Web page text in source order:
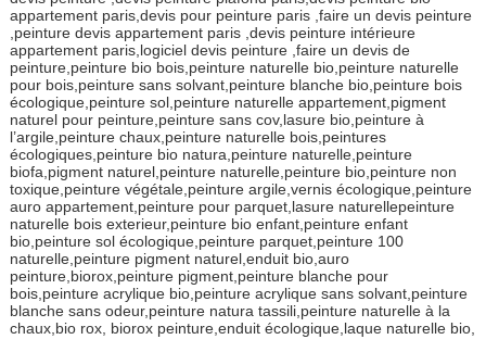
appartement paris,devis pour peinture paris ,faire un devis peinture
,peinture devis appartement paris ,devis peinture intérieure
appartement paris,logiciel devis peinture ,faire un devis de
peinture,peinture bio bois,peinture naturelle bio,peinture naturelle
pour bois,peinture sans solvant,peinture blanche bio,peinture bois
écologique,peinture sol,peinture naturelle appartement,pigment
naturel pour peinture,peinture sans cov,lasure bio,peinture à
l’argile,peinture chaux,peinture naturelle bois,peintures
écologiques,peinture bio natura,peinture naturelle,peinture
biofa,pigment naturel,peinture naturelle,peinture bio,peinture non
toxique,peinture végétale,peinture argile,vernis écologique,peinture
auro appartement,peinture pour parquet,lasure naturellepeinture
naturelle bois exterieur,peinture bio enfant,peinture enfant
bio,peinture sol écologique,peinture parquet,peinture 100
naturelle,peinture pigment naturel,enduit bio,auro
peinture,biorox,peinture pigment,peinture blanche pour
bois,peinture acrylique bio,peinture acrylique sans solvant,peinture
blanche sans odeur,peinture natura tassili,peinture naturelle à la
chaux,bio rox, biorox peinture,enduit écologique,laque naturelle bio,